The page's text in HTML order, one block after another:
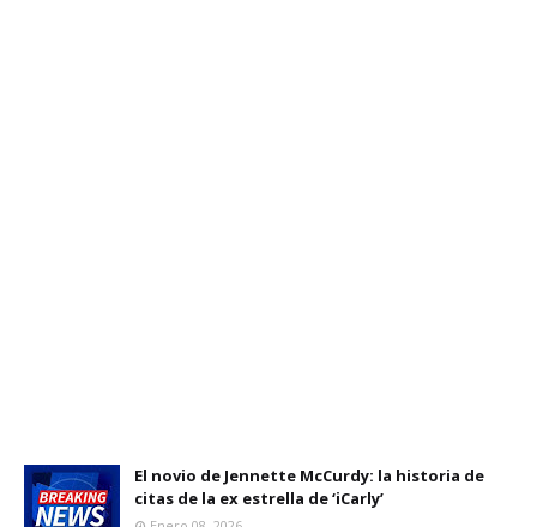
El novio de Jennette McCurdy: la historia de
citas de la ex estrella de ‘iCarly’